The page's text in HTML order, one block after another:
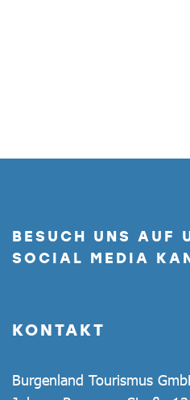
BESUCH UNS AUF
SOCIAL MEDIA
KONTAKT
Burgenland Tourismus